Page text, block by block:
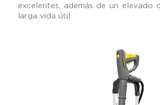
excelentes, además de un elevado
larga vida útil.